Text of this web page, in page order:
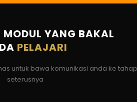
YANG BAKAL
PELAJARI
untuk bawa komunikasi anda ke tahap
seterusnya